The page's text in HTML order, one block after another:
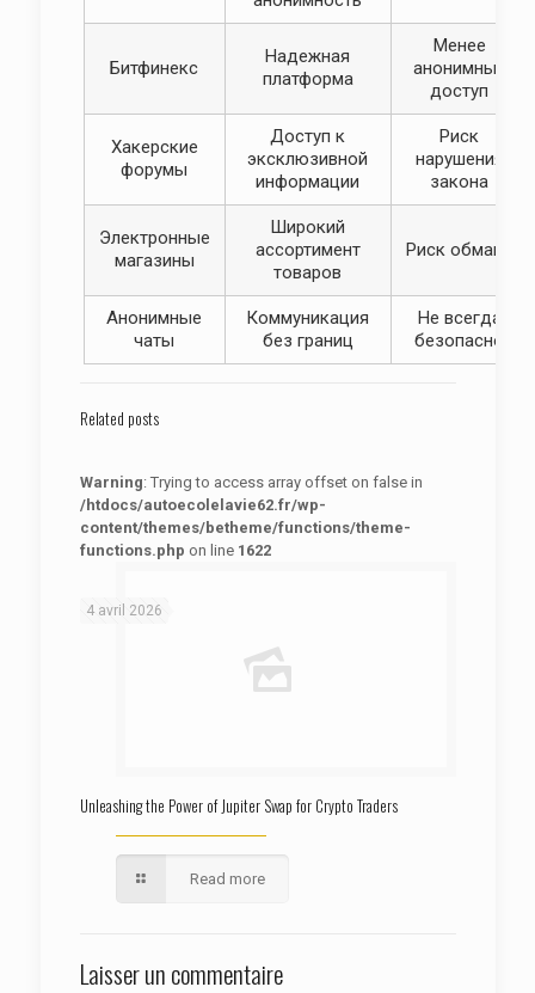
Битфинекс
Надежная
платформа
Менее
анонимный
доступ
Хакерские
форумы
Доступ к
эксклюзивной
информации
Риск
нарушения
закона
Электронные
магазины
Широкий
ассортимент
товаров
Риск обмана
Анонимные
чаты
Коммуникация
без границ
Не всегда
безопасно
Related posts
Warning: Trying to access array offset on false in
/htdocs/autoecolelavie62.fr/wp-
content/themes/betheme/functions/theme-
functions.php on line 1622
4 avril 2026
Unleashing the Power of Jupiter Swap for Crypto Traders
Read more
Laisser un commentaire